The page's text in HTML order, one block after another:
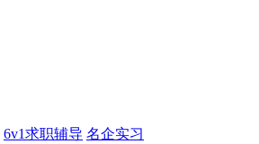
6v1求职辅导 名企实习